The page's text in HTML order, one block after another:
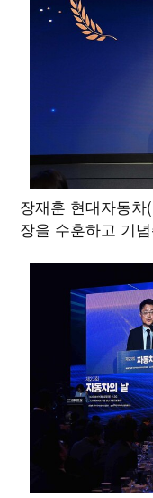
장재훈 현대자동
장을 수훈하고 기